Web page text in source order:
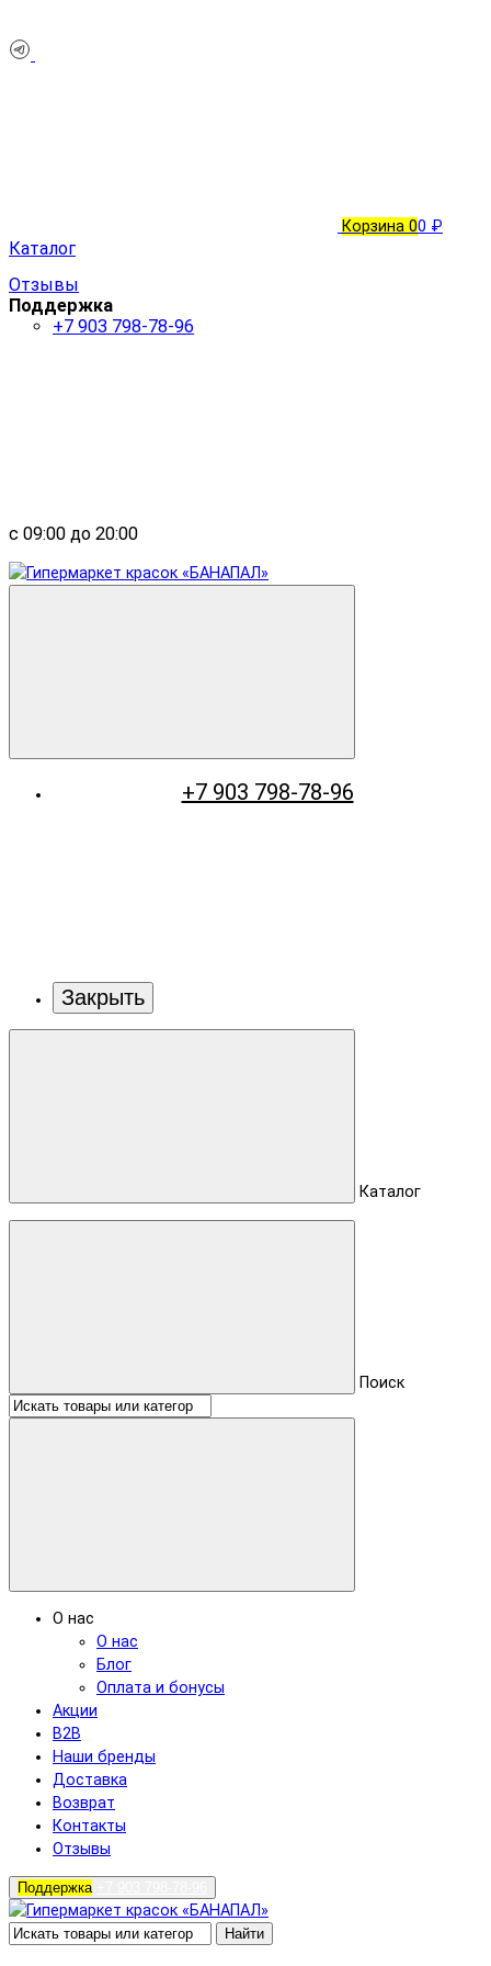
Корзина 00 ₽
Каталог
Отзывы
Поддержка
+7 903 798-78-96
с 09:00 до 20:00
+7 903 798-78-96
Закрыть
Каталог
Поиск
О нас
О нас
Блог
Оплата и бонусы
Акции
B2B
Наши бренды
Доставка
Возврат
Контакты
Отзывы
Поддержка
Найти